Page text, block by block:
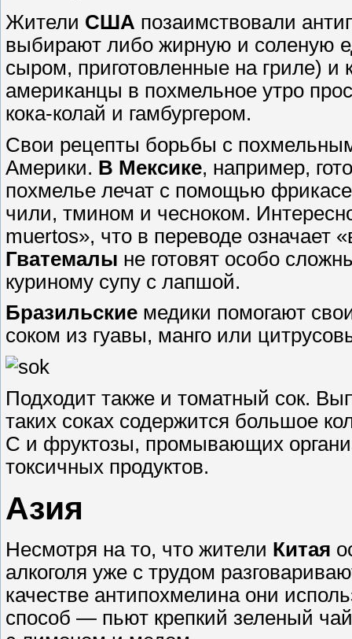
Жители США позаимствовали
выбирают либо жирную и соленую
сыром, приготовленные на гриле) и
американцы в похмельное утро
кока-колай и гамбургером.
Свои рецепты борьбы с
Америки. В Мексике, например,
похмелье лечат с помощью
чили, тмином и чесноком.
muertos», что в переводе означает
Гватемалы не готовят особо
куриному супу с лапшой.
Бразильские медики помогают
соком из гуавы, манго или
Подходит также и томатный сок.
таких соках содержится большое
С и фруктозы, промывающих
токсичных продуктов.
Азия
Несмотря на то, что жители Китая
алкоголя уже с трудом
качестве антипохмелина они
способ ― пьют крепкий зеленый